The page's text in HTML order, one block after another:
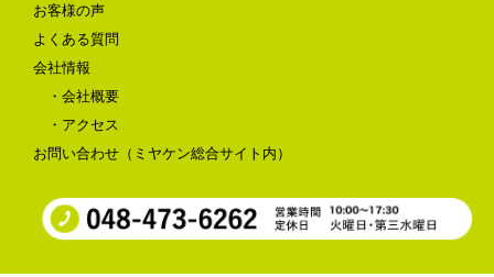
お客様の声
よくある質問
会社情報
・会社概要
・アクセス
お問い合わせ（ミヤケン総合サイト内）